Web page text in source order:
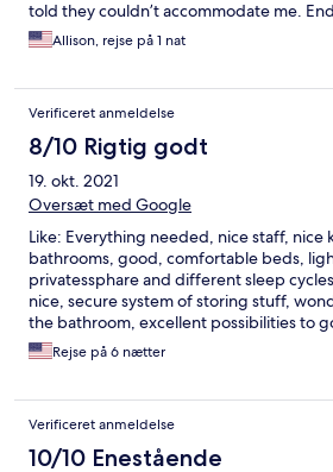
told they couldn’t accommodate me.
and having to book another place to stay.
explained that the place is a flop-house
indefinitely. Because of this incoming
guaranteed anything at all. They won’t
until you get there.
Allison, rejse på 1 nat
Verificeret anmeldelse
8/10 Rigtig godt
19. okt. 2021
Oversæt med Google
Like: Everything needed, nice staff, nice
bathrooms, good, comfortable beds,
privatessphare and different sleep
nice, secure system of storing stuff,
the bathroom, excellent possibilities to
metro, lovely atmosphere. Dislike: Street
was hygenic and clean, but the bathroom
the kitchen, there was little space to
hostel, exceptional for this price, would
without hesitation!
Rejse på 6 nætter
Verificeret anmeldelse
10/10 Enestående